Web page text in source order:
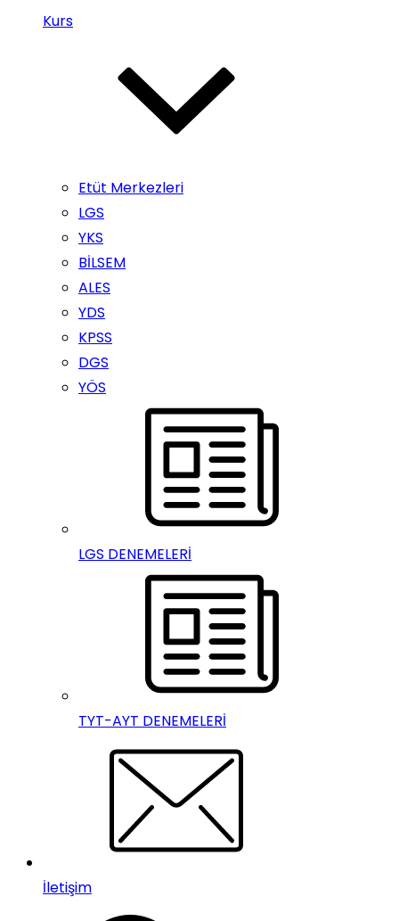
Kurs
Etüt Merkezleri
LGS
YKS
BİLSEM
ALES
YDS
KPSS
DGS
YÖS
LGS DENEMELERİ
TYT-AYT DENEMELERİ
İletişim